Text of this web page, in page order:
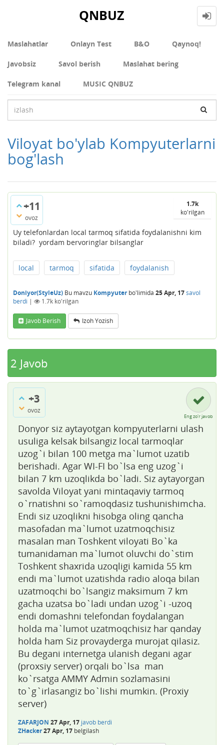
QNBUZ
Maslahatlar Onlayn Test В&О Qaynoq!
Javobsiz Savol berish Maslahat bering
Telegram kanal MUSIC QNBUZ
Viloyat bo'ylab Kompyuterlarni
bog'lash
+11
ovoz
1.7k
ko'rilgan
Uy telefonlardan local tarmoq sifatida foydalanishni kim
biladi? yordam bervoringlar bilsanglar
local tarmoq sifatida foydalanish
Doniyor(StyleUz) Bu mavzu Kompyuterbo'limida 25 Apr, 17savol
berdi | 1.7k ko'rilgan
Javob Berish Izoh Yozish
2 Javob
+3
ovoz
Eng zo'r javob
Donyor siz aytayotgan kompyuterlarni ulash
usuliga kelsak bilsangiz local tarmoqlar
uzog`i bilan 100 metga ma`lumot uzatib
berishadi. Agar WI-FI bo`lsa eng uzog`i
bilan 7 km uzoqlikda bo`ladi. Siz aytayorgan
savolda Viloyat yani mintaqaviy tarmoq
o`rnatishni so`ramoqdasiz tushunishimcha.
Endi siz uzoqlikni hisobga oling qancha
masofadan ma`lumot uzatmoqchisiz
masalan man Toshkent viloyati Bo`ka
tumanidaman ma`lumot oluvchi do`stim
Toshkent shaxrida uzoqligi kamida 55 km
endi ma`lumot uzatishda radio aloqa bilan
uzatmoqchi bo`lsangiz maksimum 7 km
gacha uzatsa bo`ladi undan uzog`i -uzoq
endi domashni telefondan foydalangan
holda ma`lumot uzatmoqchisiz har qanday
holda ham Siz provayderga murojat qilasiz.
Bu degani internetga ulanish degani agar
(proxsiy server) orqali bo`lsa man
ko`rsatga AMMY Admin sozlamasini
to`g`irlasangiz bo`lishi mumkin. (Proxiy
server)
ZAFARJON 27 Apr, 17 javob berdi
ZHacker27 Apr, 17 belgilash